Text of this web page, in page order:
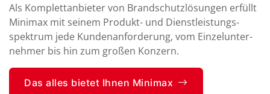
Als Komplett­anbieter von Brand­schutz­lösungen erfüllt
Minimax mit seinem Produkt- und Dienst­leistungs­
spektrum jede Kunden­anforderung, vom Einzel­unter­
nehmer bis hin zum großen Konzern.
Das alles bietet Ihnen Minimax